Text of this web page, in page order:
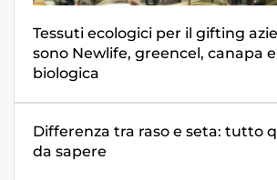
Tessuti ecologici per il gifting
sono Newlife, greencel, canapa
biologica
Differenza tra raso e seta: tutto
da sapere